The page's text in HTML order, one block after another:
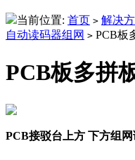
当前位置: 首页 > 解决
自动读码器组网 > PCB板
PCB板多拼
PCB接驳台上方 下方组网读